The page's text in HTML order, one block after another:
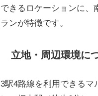
できるロケーションに、
ランが特徴です。
立地・周辺環境に
3駅4路線を利用できるマ